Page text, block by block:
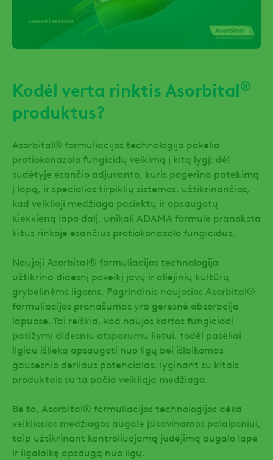
Kodėl verta rinktis Asorbital®
produktus?
Asorbital® formuliacijos technologija pakelia
protiokonazolo fungicidų veikimą į kitą lygį: dėl
sudėtyje esančio adjuvanto, kuris pagerina patekimą
į lapą, ir specialios tirpiklių sistemos, užtikrinančios,
kad veiklioji medžiaga pasiektų ir apsaugotų
kiekvieną lapo dalį, unikali ADAMA formulė pranoksta
kitus rinkoje esančius protiokonazolo fungicidus.
Naujoji Asorbital® formuliacijos technologija
užtikrina didesnį poveikį javų ir aliejinių kultūrų
grybelinėms ligoms. Pagrindinis naujosios Asorbital®
formuliacijos pranašumas yra geresnė absorbcija
lapuose. Tai reiškia, kad naujos kartos fungicidai
pasižymi didesniu atsparumu lietui, todėl pasėliai
ilgiau išlieka apsaugoti nuo ligų bei išlaikomas
gausesnio derliaus potencialas, lyginant su kitais
produktais su ta pačia veikliąja medžiaga.
Be to, Asorbital® formuliacijos technologijos dėka
veikliosios medžiagos augale įsisavinamos palaipsniui,
taip užtikrinant kontroliuojamą judėjimą augalo lape
ir ilgalaikę apsaugą nuo ligų.